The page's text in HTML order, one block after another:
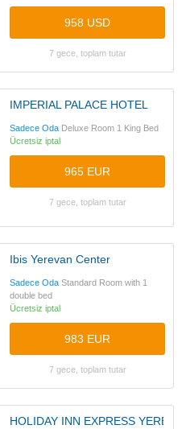
958 USD
7 gece, toplam tutar
IMPERIAL PALACE HOTEL
Sadece Oda Deluxe Room 1 King Bed
Ücretsiz iptal
965 EUR
7 gece, toplam tutar
Ibis Yerevan Center
Sadece Oda Standard Room with 1
double bed
Ücretsiz iptal
983 EUR
7 gece, toplam tutar
HOLIDAY INN EXPRESS